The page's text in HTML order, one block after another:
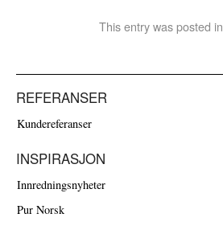
This entry was posted in
REFERANSER
Kundereferanser
INSPIRASJON
Innredningsnyheter
Pur Norsk